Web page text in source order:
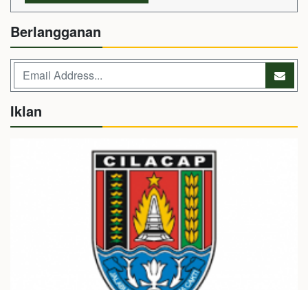
Berlangganan
Iklan